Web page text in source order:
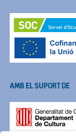
AMB EL SUPORT DE